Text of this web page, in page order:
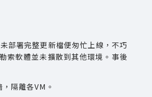
部署完整更新檔便匆忙上線，不巧
索軟體並未擴散到其他環境。事後
隔離各VM。